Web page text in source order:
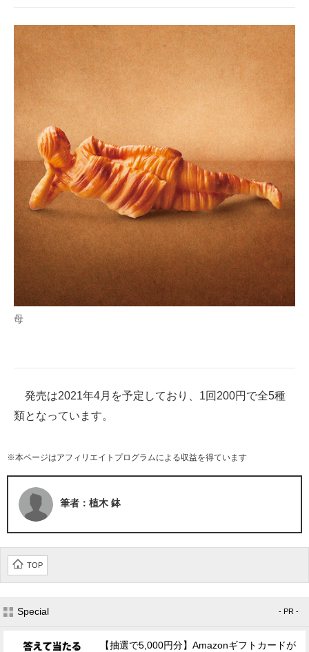
母
発売は2021年4月を予定しており、1回200円で全5種
類となっています。
※本ページはアフィリエイトプログラムによる収益を得ています
筆者：植木 鉢
TOP
Special - PR -
【抽選で5,000円分】Amazonギフトカードが